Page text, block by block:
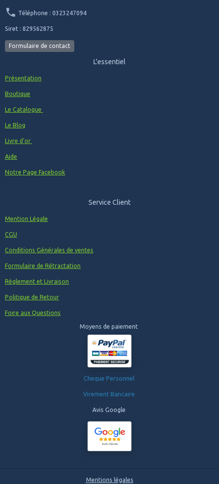
Téléphone : 0323247094
Siret : 829562875
Formulaire de contact
L'essentiel
Présentation
Boutique
Le Catalogue
Le Blog
Livre d'or
Aide
Notre Page Facebook
Service Client
Mention Légale
CGU
Conditions Générales de ventes
Formulaire de Rétractation
Règlement et Livraison
Politique de Retour
Foire aux Questions
Moyens de paiement
Cheque Personnel
Virement Bancaire
Avis Google
Mentions légales